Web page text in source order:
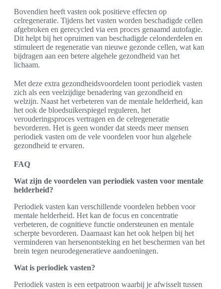
Bovendien heeft vasten ook positieve effecten op
celregeneratie. Tijdens het vasten worden beschadigde cellen
afgebroken en gerecycled via een proces genaamd autofagie.
Dit helpt bij het opruimen van beschadigde celonderdelen en
stimuleert de regeneratie van nieuwe gezonde cellen, wat kan
bijdragen aan een betere algehele gezondheid van het
lichaam.
Met deze extra gezondheidsvoordelen toont periodiek vasten
zich als een veelzijdige benadering van gezondheid en
welzijn. Naast het verbeteren van de mentale helderheid, kan
het ook de bloedsuikerspiegel reguleren, het
verouderingsproces vertragen en de celregeneratie
bevorderen. Het is geen wonder dat steeds meer mensen
periodiek vasten om de vele voordelen voor hun algehele
gezondheid te ervaren.
FAQ
Wat zijn de voordelen van periodiek vasten voor mentale
helderheid?
Periodiek vasten kan verschillende voordelen hebben voor
mentale helderheid. Het kan de focus en concentratie
verbeteren, de cognitieve functie ondersteunen en mentale
scherpte bevorderen. Daarnaast kan het ook helpen bij het
verminderen van hersenontsteking en het beschermen van het
brein tegen neurodegeneratieve aandoeningen.
Wat is periodiek vasten?
Periodiek vasten is een eetpatroon waarbij je afwisselt tussen